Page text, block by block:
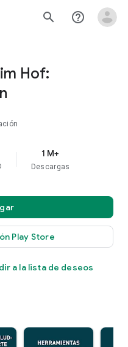
search help_outline
Hof:
1 M+
Descargas
Play Store
a la lista de deseos